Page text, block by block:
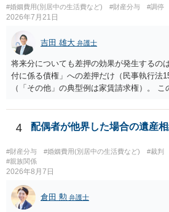
#婚姻費用(別居中の生活費など) #財産分与 #調停
2026年7月21日
吉田 雄大 弁護士
将来分についても差押の効果が発生するの
付に係る債権」への差押だけ（民事執行法
（「その他」の典型例は家賃請求権）。
のみが配当の対象です。
4 配偶者が他界した場合の遺産
#財産分与 #婚姻費用(別居中の生活費など) #裁判
#親族関係
2026年8月7日
倉田 勲 弁護士